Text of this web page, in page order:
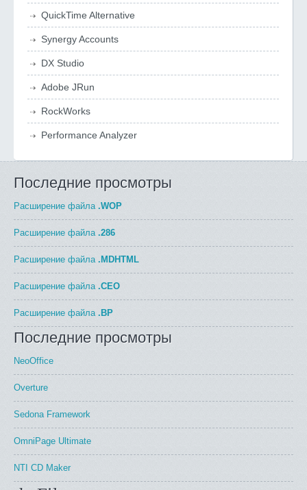
QuickTime Alternative
Synergy Accounts
DX Studio
Adobe JRun
RockWorks
Performance Analyzer
Последние просмотры
Расширение файла .WOP
Расширение файла .286
Расширение файла .MDHTML
Расширение файла .CEO
Расширение файла .BP
Последние просмотры
NeoOffice
Overture
Sedona Framework
OmniPage Ultimate
NTI CD Maker